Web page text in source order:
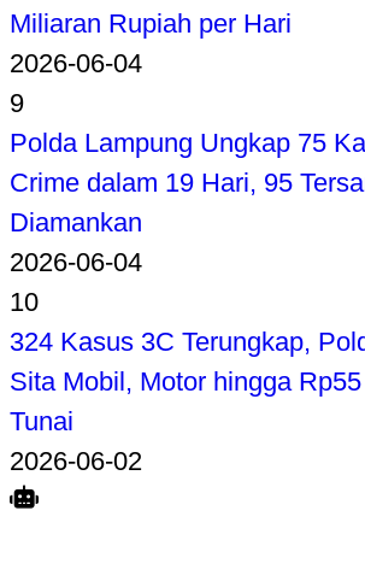
Miliaran Rupiah per Hari
2026-06-04
9
Polda Lampung Ungkap 75
Crime dalam 19 Hari, 95
Diamankan
2026-06-04
10
324 Kasus 3C Terungkap,
Sita Mobil, Motor hingga
Tunai
2026-06-02